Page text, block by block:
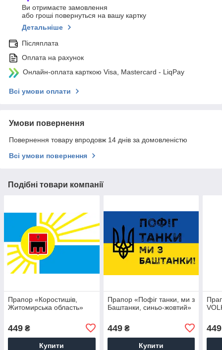
Ви отримаєте замовлення
або гроші повернуться на вашу картку
Детальніше
Післяплата
Оплата на рахунок
Онлайн-оплата карткою Visa, Mastercard - LiqPay
Всі умови оплати
Умови повернення
Повернення товару впродовж 14 днів за домовленістю
Всі умови повернення
Подібні товари компанії
Прапор «Коростишів,
Житомирська область»
449 ₴
Купити
Прапор «Пофіг танки, ми з
Баштанки, синьо-жовтий»
449₴
Купити
449